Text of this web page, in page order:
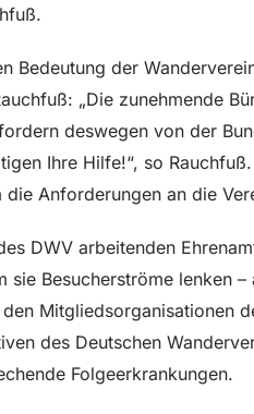
Bedeutung der
„Die zunehmende
deswegen von der
Ihre Hilfe!“, so
Anforderungen an die
DWV arbeitenden
sie Besucherströme lenken
Mitgliedsorganisationen
des Deutschen
Folgeerkrankungen.